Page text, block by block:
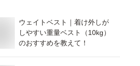
ウェイトベスト｜着け外しが
しやすい重量ベスト（10kg）
のおすすめを教えて！